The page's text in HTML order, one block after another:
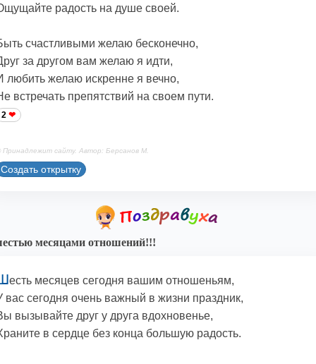
радость на душе своей.
счастливыми желаю бесконечно,
за другом вам желаю я идти,
любить желаю искренне я вечно,
встречать препятствий на своем пути.
2
Принадлежит сайту. Автор: Берсанов М.
Создать открытку
месяцами отношений!!!
есть месяцев сегодня вашим отношеньям,
вас сегодня очень важный в жизни праздник,
вызывайте друг у друга вдохновенье,
в сердце без конца большую радость.